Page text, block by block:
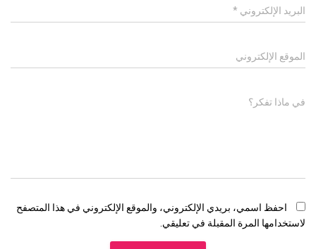
البريد الإلكتروني *
الموقع الإلكتروني
في ماذا تفكر؟
احفظ اسمي، بريدي الإلكتروني، والموقع الإلكتروني في هذا المتصفح
لاستخدامها المرة المقبلة في تعليقي.